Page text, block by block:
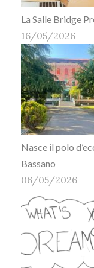
La Salle Bridge
16/05/2026
Nasce il polo
Bassano
06/05/2026